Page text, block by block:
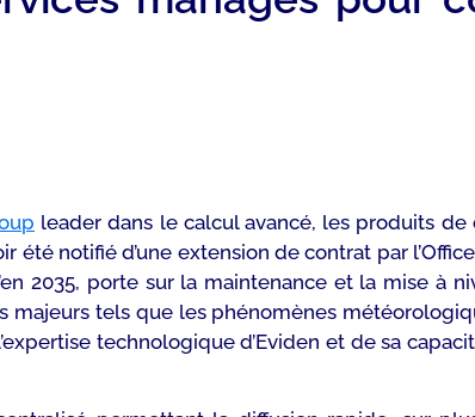
leader dans le calcul avancé, les produits de
été notifié d’une extension de contrat par
2035, porte sur la maintenance et la mise à
majeurs tels que les phénomènes
technologique d’Eviden et de sa